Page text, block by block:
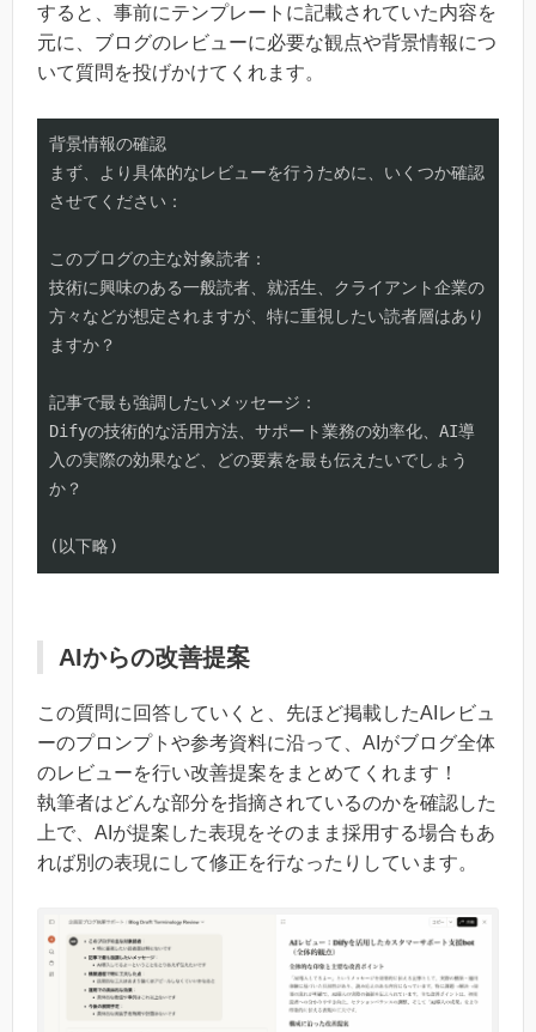
すると、事前にテンプレートに記載されていた内容を
元に、ブログのレビューに必要な観点や背景情報につ
いて質問を投げかけてくれます。
背景情報の確認
まず、より具体的なレビューを行うために、いくつか確認
させてください：
このブログの主な対象読者：
技術に興味のある一般読者、就活生、クライアント企業の
方々などが想定されますが、特に重視したい読者層はあり
ますか？
記事で最も強調したいメッセージ：
Difyの技術的な活用方法、サポート業務の効率化、AI導
入の実際の効果など、どの要素を最も伝えたいでしょう
か？
(以下略)
AIからの改善提案
この質問に回答していくと、先ほど掲載したAIレビュ
ーのプロンプトや参考資料に沿って、AIがブログ全体
のレビューを行い改善提案をまとめてくれます！
執筆者はどんな部分を指摘されているのかを確認した
上で、AIが提案した表現をそのまま採用する場合もあ
れば別の表現にして修正を行なったりしています。